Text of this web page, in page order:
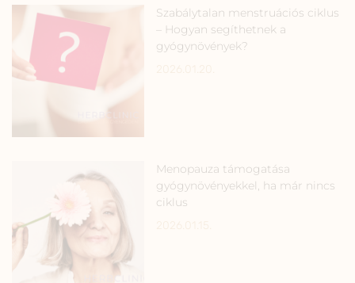
Szabálytalan menstruációs ciklus
– Hogyan segíthetnek a
gyógynövények?
Menopauza támogatása
gyógynövényekkel, ha már nincs
ciklus